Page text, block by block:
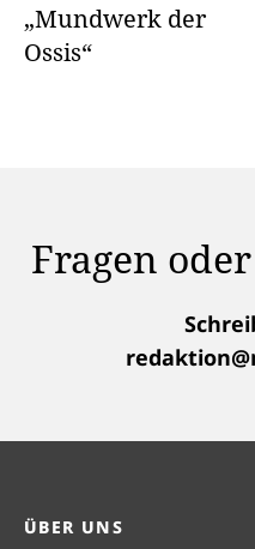
„Mundwerk der
Ossis“
Fragen
ÜBER UNS